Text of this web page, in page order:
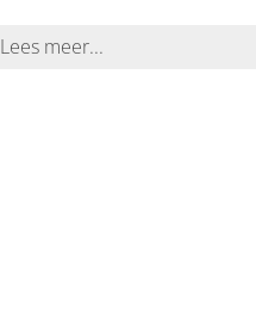
Lees meer...